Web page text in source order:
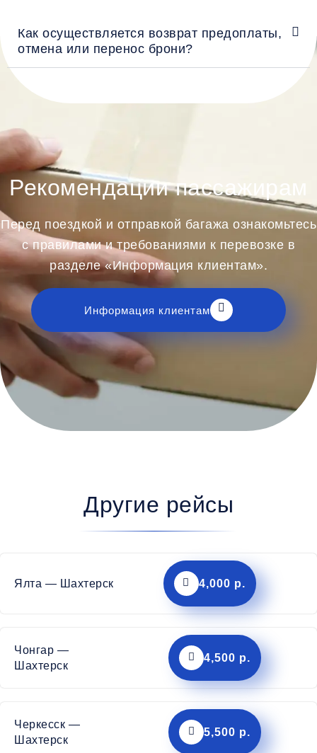
Как осуществляется возврат предоплаты,
отмена или перенос брони?
Рекомендации пассажирам
Перед поездкой и отправкой багажа ознакомьтесь
с правилами и требованиями к перевозке в
разделе «Информация клиентам».
Информация клиентам
Другие рейсы
Ялта — Шахтерск 4,000 р.
Чонгар —
Шахтерск
4,500 р.
Черкесск —
Шахтерск
5,500 р.